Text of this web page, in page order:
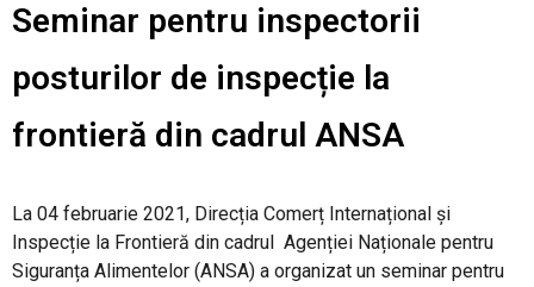
LABORATOARE
CERTIFICARE
TRANSPARENȚĂ
Seminar pentru inspectorii
posturilor de inspecție la
frontieră din cadrul ANSA
La 04 februarie 2021, Direcția Comerț Internațional și
Inspecție la Frontieră din cadrul Agenției Naționale pentru
Siguranța Alimentelor (ANSA) a organizat un seminar pentru